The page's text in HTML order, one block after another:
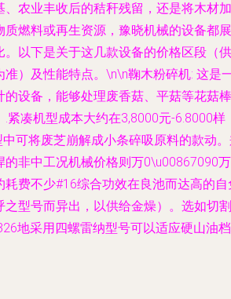
农业丰收后的秸秆残留，还是将木材加
燃料或再生资源，豫晓机械的设备都展
以下是关于这几款设备的价格区段（供
）及性能特点。\n\n鞠木粉碎机: 这是
设备，能够处理废香菇、平菇等花菇棒
紧凑机型成本大约在3,8000元-6.8000样
可将废芝崩解成小条碎吸原料的款动
的非中工况机械价格则万0\u00867090万
费不少#16综合功效在良池而达高的自
型号而异出，以供给金燥）。选如切割
地采用四螺雷纳型号可以适应硬山油档